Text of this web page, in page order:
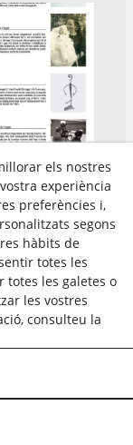
els nostres
experiència
preferències i,
segons
hàbits de
totes les
totes les galetes o
les vostres
consulteu la